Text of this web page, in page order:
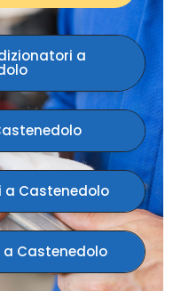
a
a Castenedolo
Castenedolo